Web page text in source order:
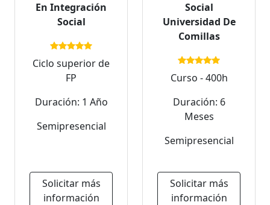
En Integración
Social
Ciclo superior de
FP
Duración: 1 Año
Semipresencial
Solicitar más
información
Social
Universidad De
Comillas
Curso - 400h
Duración: 6
Meses
Semipresencial
Solicitar más
información